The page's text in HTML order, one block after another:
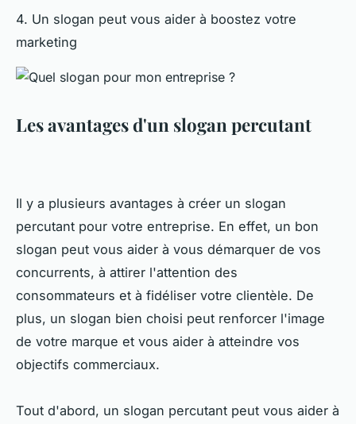
4. Un slogan peut vous aider à boostez votre
marketing
Les avantages d'un slogan percutant
Il y a plusieurs avantages à créer un slogan
percutant pour votre entreprise. En effet, un bon
slogan peut vous aider à vous démarquer de vos
concurrents, à attirer l'attention des
consommateurs et à fidéliser votre clientèle. De
plus, un slogan bien choisi peut renforcer l'image
de votre marque et vous aider à atteindre vos
objectifs commerciaux.
Tout d'abord, un slogan percutant peut vous aider à